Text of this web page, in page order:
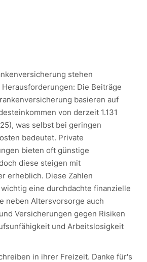
stehen
Die Beiträge
basieren auf
von derzeit 1.131
was selbst bei geringen
bedeutet. Private
bieten oft günstige
diese steigen mit
erheblich. Diese Zahlen
eine durchdachte finanzielle
neben Altersvorsorge auch
Versicherungen gegen Risiken
und Arbeitslosigkeit
in ihrer Freizeit. Danke für's